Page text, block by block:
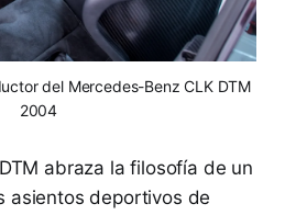
del Mercedes-Benz CLK DTM
2004
abraza la filosofía de un
asientos deportivos de